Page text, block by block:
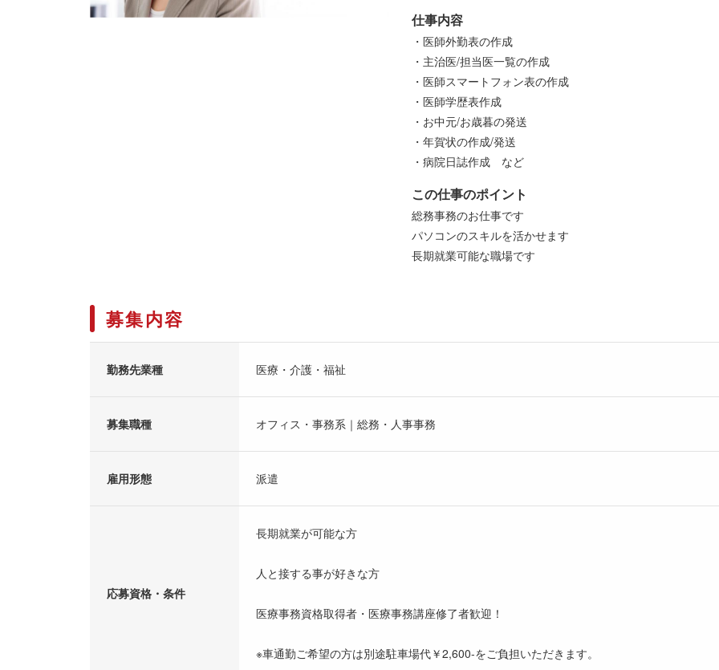
仕事内容
・医師外勤表の作成
・主治医/担当医一覧の作成
・医師スマートフォン表の作成
・医師学歴表作成
・お中元/お歳暮の発送
・年賀状の作成/発送
・病院日誌作成 など
この仕事のポイント
総務事務のお仕事です
パソコンのスキルを活かせます
長期就業可能な職場です
募集内容
勤務先業種 医療・介護・福祉
募集職種 オフィス・事務系｜総務・人事事務
雇用形態 派遣
応募資格・条件
長期就業が可能な方
人と接する事が好きな方
医療事務資格取得者・医療事務講座修了者歓迎！
※車通勤ご希望の方は別途駐車場代￥2,600-をご負担いただきます。